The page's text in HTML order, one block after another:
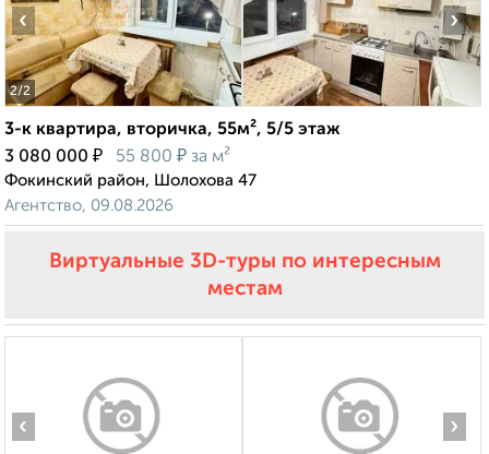
2/2
‹ ›
3-к квартира, вторичка, 55м², 5/5 этаж
3 080 000 ₽ 55 800 ₽ за м²
Фокинский район, Шолохова 47
Агентство, 09.08.2026
Виртуальные 3D-туры по интересным
местам
‹ ›